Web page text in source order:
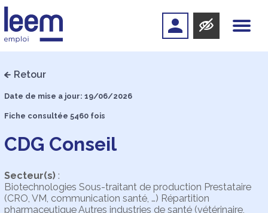
Retour
Date de mise a jour: 19/06/2026
Fiche consultée 5460 fois
CDG Conseil
Secteur(s):
Biotechnologies Sous-traitant de production Prestataire
(CRO, VM, communication santé, …) Répartition
pharmaceutique Autres industries de santé (vétérinaire,